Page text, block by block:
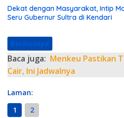
Dekat dengan Masyarakat, Intip
Seru Gubernur Sultra di Kendari
Berikutnya
Baca juga: Menkeu Pastikan
Cair, Ini Jadwalnya
Laman:
1
2